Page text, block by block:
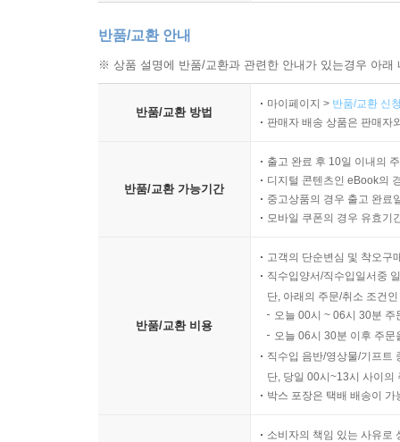
반품/교환 안내
※ 상품 설명에 반품/교환과 관련한 안내가 있는경우 아
반품/교환 방법
마이페이지 > 반품/교환 신
판매자 배송 상품은 판매자
반품/교환 가능기간
출고 완료 후 10일 이내의
디지털 콘텐츠인 eBook의
중고상품의 경우 출고 완료
모바일 쿠폰의 경우 유효기
반품/교환 비용
고객의 단순변심 및 착오구
직수입양서/직수입일서중
단, 아래의 주문/취소 조건
오늘 00시 ~ 06시 30분
오늘 06시 30분 이후 주
직수입 음반/영상물/기프트
단, 당일 00시~13시 사이의
박스 포장은 택배 배송이
소비자의 책임 있는 사유로